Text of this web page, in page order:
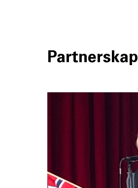
Partnerskap